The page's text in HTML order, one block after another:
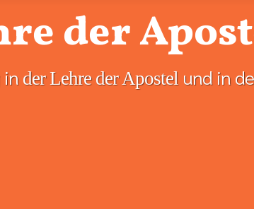
der
in der Lehre der Apostel und in